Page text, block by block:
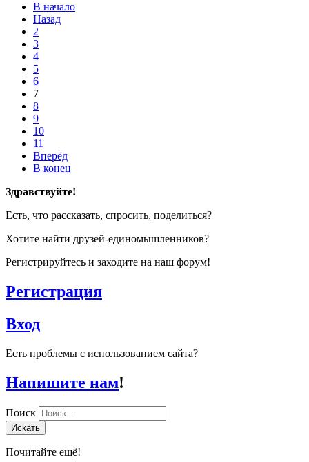
В начало
Назад
2
3
4
5
6
7
8
9
10
11
Вперёд
В конец
Здравствуйте!
Есть, что рассказать, спросить, поделиться?
Хотите найти друзей-единомышленников?
Регистрируйтесь и заходите на наш форум!
Регистрация
Вход
Есть проблемы с использованием сайта?
Напишите нам!
Поиск
Искать
Почитайте ещё!